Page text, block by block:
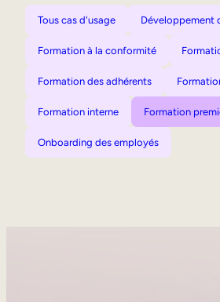
Tous cas d'usage Développement
Formation à la conformité
Formation des adhérents
Formation interne Formation
Onboarding des employés